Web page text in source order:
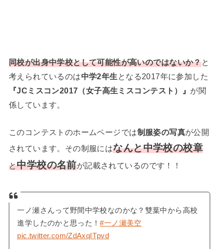
同校が出身中学校として可能性が高いのではないか？と
考えられているのは中学2年生 となる2017年に参加した
『JCミスコン2017（女子高生ミスコンテスト）』 が関
係しています。
このコンテストのホームページでは制服姿の写真が公開
されています。その制服にはなんと中学校の校章
と中学校の名前が記載されているのです！！
一ノ瀬さんって野間中学校なのかな？雙葉中から高校
進学したのかと思った！#一ノ瀬美空
pic.twitter.com/ZdAxqITpvd